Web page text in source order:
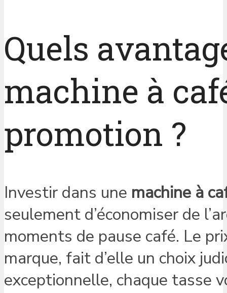
Quels
machine à
promotion ?
Investir dans une machine à
seulement d’économiser de
moments de pause café. Le
marque, fait d’elle un choix
exceptionnelle, chaque tasse